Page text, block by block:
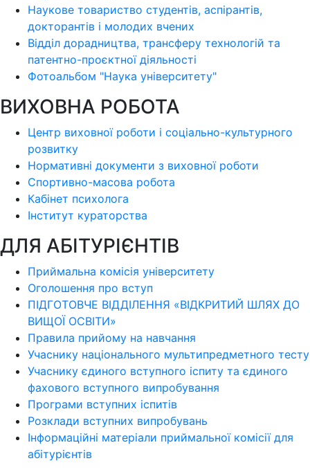
Наукове товариство студентів, аспірантів,
докторантів і молодих вчених
Відділ дорадництва, трансферу технологій та
патентно-проєктної діяльності
Фотоальбом "Наука університету"
ВИХОВНА РОБОТА
Центр виховної роботи і соціально-культурного
розвитку
Нормативні документи з виховної роботи
Спортивно-масова робота
Кабінет психолога
Інститут кураторства
ДЛЯ АБІТУРІЄНТІВ
Приймальна комісія університету
Оголошення про вступ
ПІДГОТОВЧЕ ВІДДІЛЕННЯ «ВІДКРИТИЙ ШЛЯХ ДО
ВИЩОЇ ОСВІТИ»
Правила прийому на навчання
Учаснику національного мультипредметного тесту
Учаснику єдиного вступного іспиту та єдиного
фахового вступного випробування
Програми вступних іспитів
Розклади вступних випробувань
Інформаційні матеріали приймальної комісії для
абітурієнтів